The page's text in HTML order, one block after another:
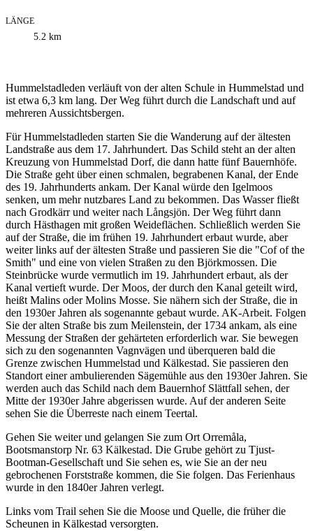
Informationen
zum
LÄNGE
5.2 km
Beschreibung
Hummelstadleden verläuft von der alten Schule in Hummelstad und
ist etwa 6,3 km lang. Der Weg führt durch die Landschaft und auf
mehreren Aussichtsbergen.
Für Hummelstadleden starten Sie die Wanderung auf der ältesten
Landstraße aus dem 17. Jahrhundert. Das Schild steht an der alten
Kreuzung von Hummelstad Dorf, die dann hatte fünf Bauernhöfe.
Die Straße geht über einen schmalen, begrabenen Kanal, der Ende
des 19. Jahrhunderts ankam. Der Kanal würde den Igelmoos
senken, um mehr nutzbares Land zu bekommen. Das Wasser fließt
nach Grodkärr und weiter nach Långsjön. Der Weg führt dann
durch Hästhagen mit großen Weideflächen. Schließlich werden Sie
auf der Straße, die im frühen 19. Jahrhundert erbaut wurde, aber
weiter links auf der ältesten Straße und passieren Sie die "Cof of the
Smith" und eine von vielen Straßen zu den Björkmossen. Die
Steinbrücke wurde vermutlich im 19. Jahrhundert erbaut, als der
Kanal vertieft wurde. Der Moos, der durch den Kanal geteilt wird,
heißt Malins oder Molins Mosse. Sie nähern sich der Straße, die in
den 1930er Jahren als sogenannte gebaut wurde. AK-Arbeit. Folgen
Sie der alten Straße bis zum Meilenstein, der 1734 ankam, als eine
Messung der Straßen der gehärteten erforderlich war. Sie bewegen
sich zu den sogenannten Vagnvägen und überqueren bald die
Grenze zwischen Hummelstad und Kälkestad. Sie passieren den
Standort einer ambulierenden Sägemühle aus den 1930er Jahren. Sie
werden auch das Schild nach dem Bauernhof Slättfall sehen, der
Mitte der 1930er Jahre abgerissen wurde. Auf der anderen Seite
sehen Sie die Überreste nach einem Teertal.
Gehen Sie weiter und gelangen Sie zum Ort Orremåla,
Bootsmanstorp Nr. 63 Kälkestad. Die Grube gehört zu Tjust-
Bootman-Gesellschaft und Sie sehen es, wie Sie an der neu
gebrochenen Forststraße kommen, die Sie folgen. Das Ferienhaus
wurde in den 1840er Jahren verlegt.
Links vom Trail sehen Sie die Moose und Quelle, die früher die
Scheunen in Kälkestad versorgten.